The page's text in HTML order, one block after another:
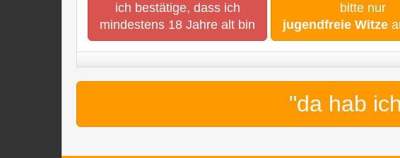
ich bestätige, dass ich
mindestens 18 Jahre alt bin
bitte nur
jugendfreie Witze
"da hab